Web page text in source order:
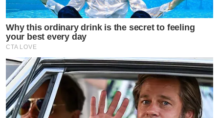
Why this ordinary drink is the secret to feeling
your best every day
CTA LOVE